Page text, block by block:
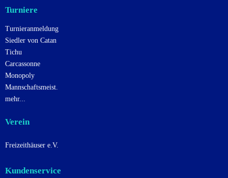
Turniere
Turnieranmeldung
Siedler von Catan
Tichu
Carcassonne
Monopoly
Mannschaftsmeist.
mehr...
Verein
Freizeithäuser e.V.
Kundenservice